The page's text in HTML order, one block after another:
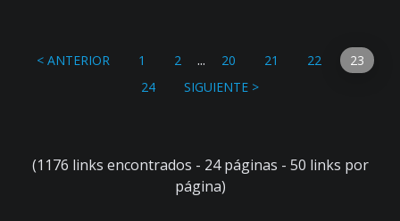
< ANTERIOR 1 2 ... 20 21 22
23
24
SIGUIENTE >
(1176 links encontrados - 24 páginas - 50 links por
página)